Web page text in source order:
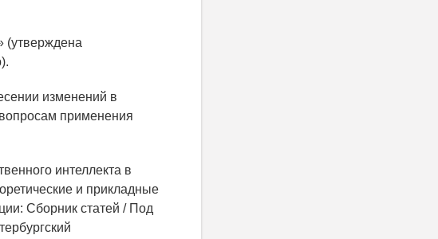
(утверждена
изменений в
применения
интеллекта в
и прикладные
Сборник статей / Под